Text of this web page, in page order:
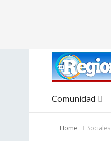
Comunidad
Home Sociales